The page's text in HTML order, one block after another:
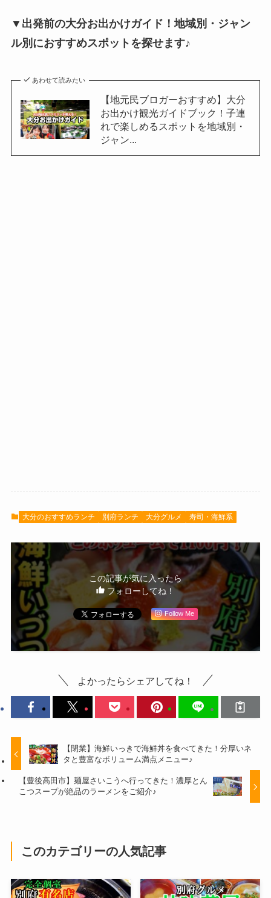
▼出発前の大分お出かけガイド！地域別・ジャン
ル別におすすめスポットを探せます♪
あわせて読みたい
【地元民ブロガーおすすめ】大分
お出かけ観光ガイドブック！子連
れで楽しめるスポットを地域別・
ジャン...
大分のおすすめランチ 別府ランチ 大分グルメ 寿司・海鮮系
この記事が気に入ったら
フォローしてね！
Follow Me
よかったらシェアしてね！
【閉業】海鮮いっきで海鮮丼を食べてきた！分厚いネ
タと豊富なボリューム満点メニュー♪
【豊後高田市】麺屋さいこうへ行ってきた！濃厚とん
こつスープが絶品のラーメンをご紹介♪
このカテゴリーの人気記事